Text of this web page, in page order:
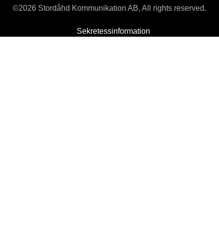
©2026 Stordåhd Kommunikation AB, All rights reserved.
Sekretessinformation